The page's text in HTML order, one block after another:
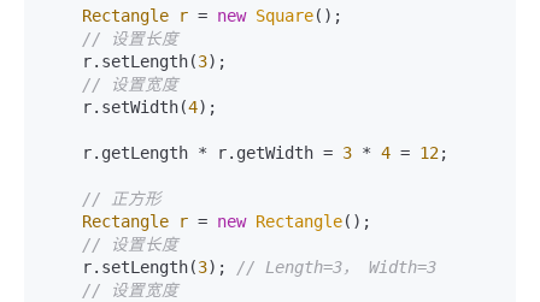
Rectangle r = new Square();
// 设置长度
    r.setLength(
3);
// 设置宽度
    r.setWidth(
4);
    r.getLength * r.getWidth =
3 * 4 = 12;
// 正方形
Rectangle
r = new Rectangle();
// 设置长度
    r.setLength(
3);
// Length=3， Width=3
// 设置宽度